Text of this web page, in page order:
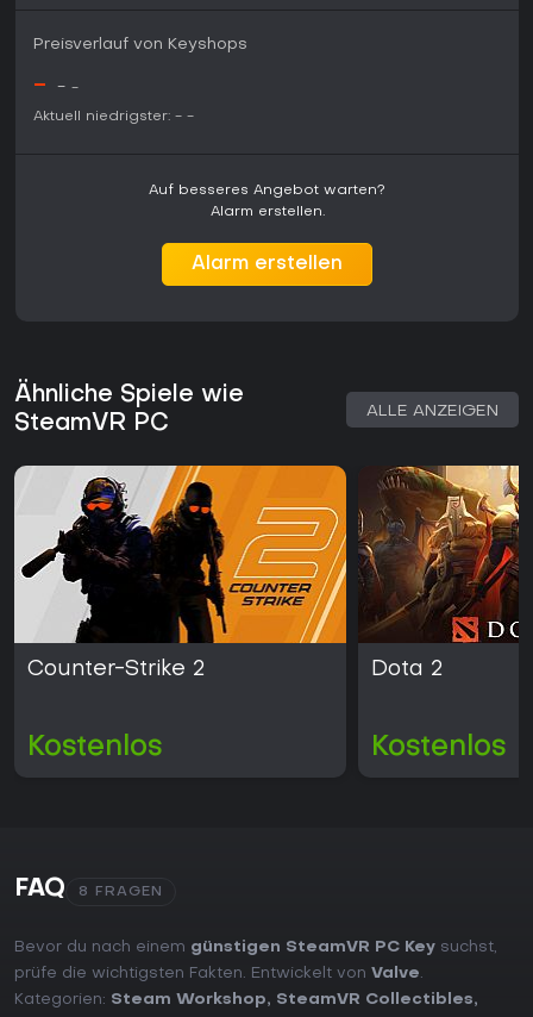
Preisverlauf von Keyshops
- - -
Aktuell niedrigster: - -
Auf besseres Angebot warten?
Alarm erstellen.
Alarm erstellen
Ähnliche Spiele wie
SteamVR PC
ALLE ANZEIGEN
Counter-Strike 2
Kostenlos
Dota 2
Kostenlos
FAQ 8 FRAGEN
Bevor du nach einem günstigen SteamVR PC Key suchst,
prüfe die wichtigsten Fakten. Entwickelt von Valve.
Kategorien: Steam Workshop, SteamVR Collectibles,